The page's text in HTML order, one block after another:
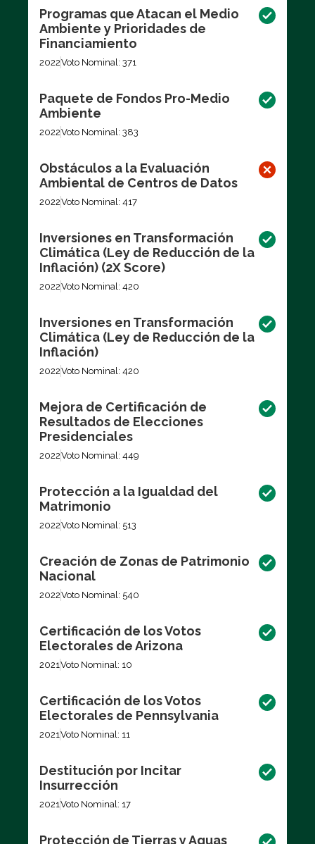
Programas que Atacan el Medio
Ambiente y Prioridades de
Financiamiento
2022Voto Nominal: 371
Paquete de Fondos Pro-Medio
Ambiente
2022Voto Nominal: 383
Obstáculos a la Evaluación
Ambiental de Centros de Datos
2022Voto Nominal: 417
Inversiones en Transformación
Climática (Ley de Reducción de la
Inflación) (2X Score)
2022Voto Nominal: 420
Inversiones en Transformación
Climática (Ley de Reducción de la
Inflación)
2022Voto Nominal: 420
Mejora de Certificación de
Resultados de Elecciones
Presidenciales
2022Voto Nominal: 449
Protección a la Igualdad del
Matrimonio
2022Voto Nominal: 513
Creación de Zonas de Patrimonio
Nacional
2022Voto Nominal: 540
Certificación de los Votos
Electorales de Arizona
2021Voto Nominal: 10
Certificación de los Votos
Electorales de Pennsylvania
2021Voto Nominal: 11
Destitución por Incitar
Insurrección
2021Voto Nominal: 17
Protección de Tierras y Aguas